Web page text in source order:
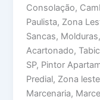
Consolação,
Paulista, Zona
Sancas,
Acartonado,
SP, Pintor
Predial, Zona
Marcenaria,